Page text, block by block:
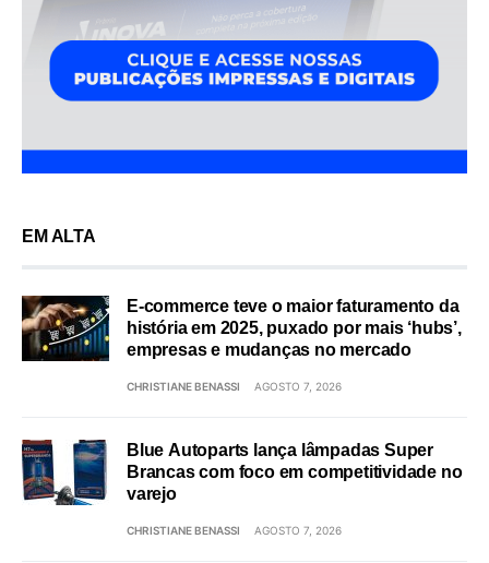
EM ALTA
E-commerce teve o maior faturamento da
história em 2025, puxado por mais ‘hubs’,
empresas e mudanças no mercado
CHRISTIANE BENASSI AGOSTO 7, 2026
Blue Autoparts lança lâmpadas Super
Brancas com foco em competitividade no
varejo
CHRISTIANE BENASSI AGOSTO 7, 2026